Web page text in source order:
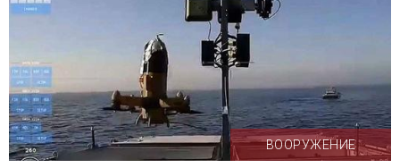
ВООРУЖЕНИЕ